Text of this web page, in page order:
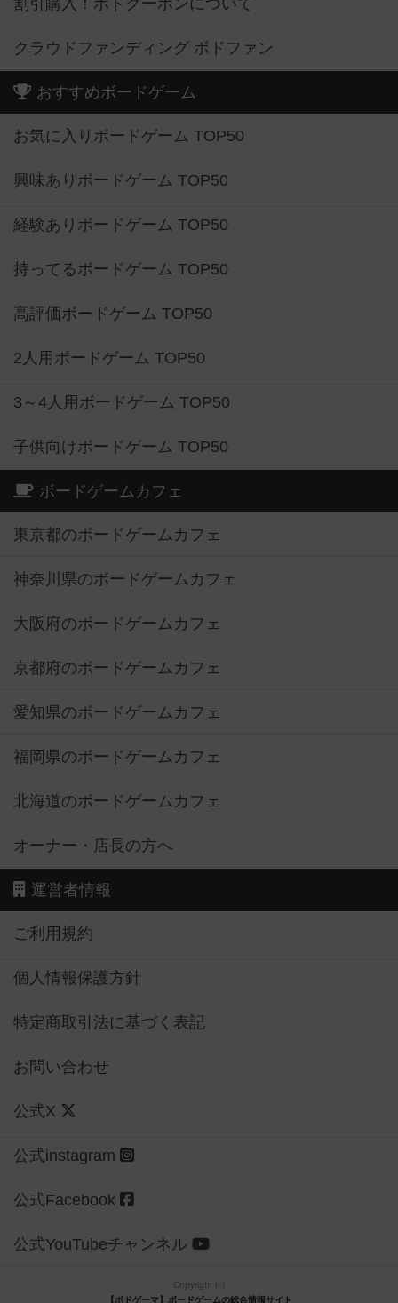
割引購入！ボドクーポンについて
クラウドファンディング ボドファン
おすすめボードゲーム
お気に入りボードゲーム TOP50
興味ありボードゲーム TOP50
経験ありボードゲーム TOP50
持ってるボードゲーム TOP50
高評価ボードゲーム TOP50
2人用ボードゲーム TOP50
3～4人用ボードゲーム TOP50
子供向けボードゲーム TOP50
ボードゲームカフェ
東京都のボードゲームカフェ
神奈川県のボードゲームカフェ
大阪府のボードゲームカフェ
京都府のボードゲームカフェ
愛知県のボードゲームカフェ
福岡県のボードゲームカフェ
北海道のボードゲームカフェ
オーナー・店長の方へ
運営者情報
ご利用規約
個人情報保護方針
特定商取引法に基づく表記
お問い合わせ
公式X
公式instagram
公式Facebook
公式YouTubeチャンネル
Copyright (c)
【ボドゲーマ】ボードゲームの総合情報サイト